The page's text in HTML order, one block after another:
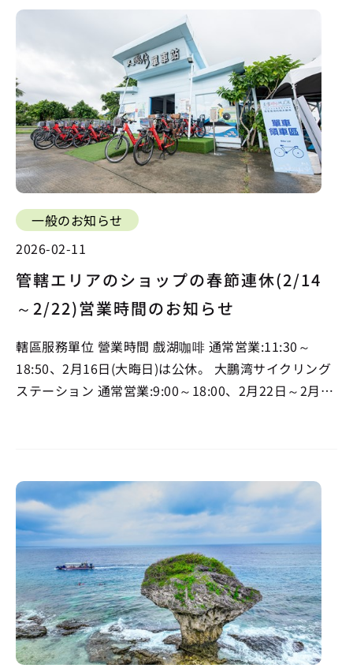
一般のお知らせ
2026-02-11
管轄エリアのショップの春節連休(2/14
～2/22)営業時間のお知らせ
轄區服務單位 營業時間 戲湖咖啡 通常営業:11:30～
18:50、2月16日(大晦日)は公休。 大鵬湾サイクリング
ステーション 通常営業:9:00～18:00、2月22日～2月24